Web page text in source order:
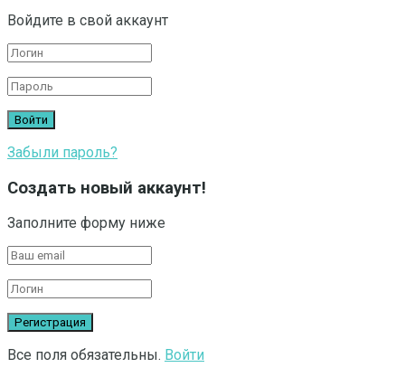
Войдите в свой аккаунт
Забыли пароль?
Создать новый аккаунт!
Заполните форму ниже
Все поля обязательны. Войти